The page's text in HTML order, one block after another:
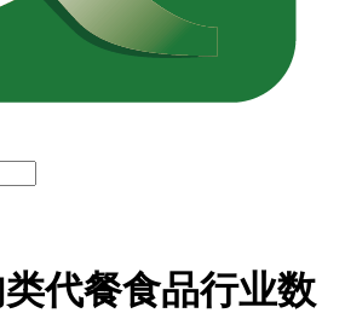
代餐食品行业数